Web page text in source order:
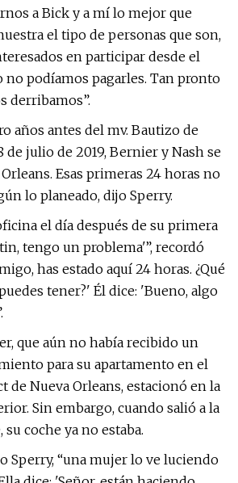
a Bick y a mí lo mejor que
el tipo de personas que son,
​​en participar desde el
no podíamos pagarles. Tan pronto
derribamos”.
años antes del mv. Bautizo de
de julio de 2019, Bernier y Nash se
Esas primeras 24 horas no
lo planeado, dijo Sperry.
el día después de su primera
tengo un problema'”, recordó
has estado aquí 24 horas. ¿Qué
tener?' Él dice: 'Bueno, algo
que aún no había recibido un
para su apartamento en el
de Nueva Orleans, estacionó en la
Sin embargo, cuando salió a la
coche ya no estaba.
Sperry, “una mujer lo ve luciendo